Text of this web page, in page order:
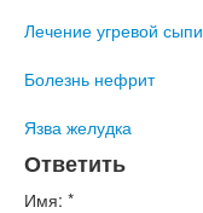
Лечение угревой сыпи
Болезнь нефрит
Язва желудка
Ответить
Имя: *